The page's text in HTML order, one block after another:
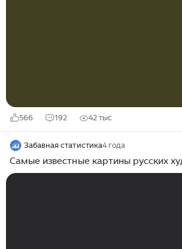
566 192 42 тыс
Забавная статистика4 года
Самые известные картины русских